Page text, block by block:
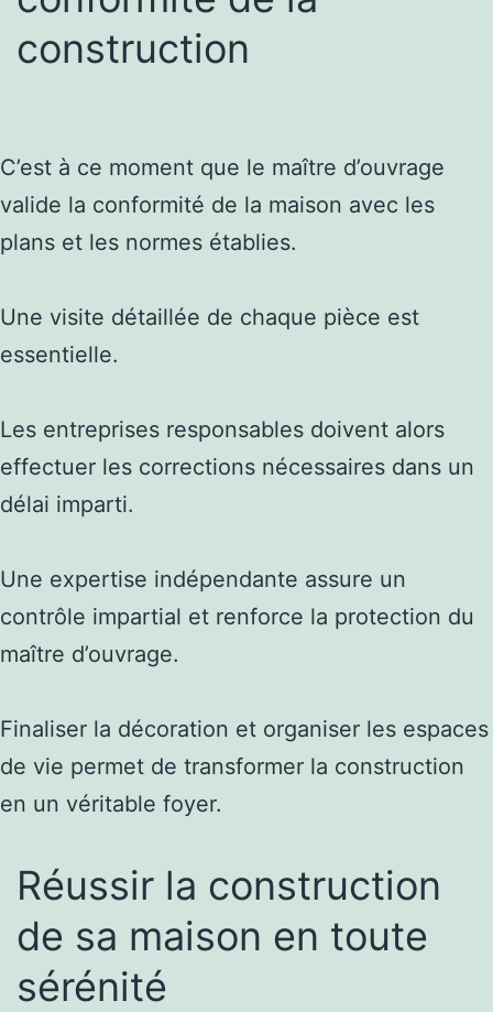
construction
C’est à ce moment que le maître d’ouvrage
valide la conformité de la maison avec les
plans et les normes établies.
Une visite détaillée de chaque pièce est
essentielle.
Les entreprises responsables doivent alors
effectuer les corrections nécessaires dans un
délai imparti.
Une expertise indépendante assure un
contrôle impartial et renforce la protection du
maître d’ouvrage.
Finaliser la décoration et organiser les espaces
de vie permet de transformer la construction
en un véritable foyer.
Réussir la construction
de sa maison en toute
sérénité